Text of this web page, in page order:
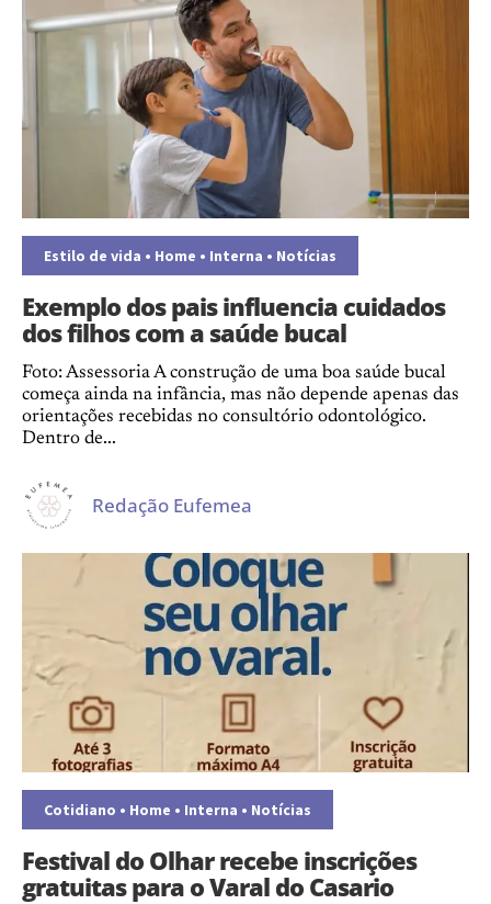
Estilo de vida • Home • Interna • Notícias
Exemplo dos pais influencia cuidados
dos filhos com a saúde bucal
Foto: Assessoria A construção de uma boa saúde bucal
começa ainda na infância, mas não depende apenas das
orientações recebidas no consultório odontológico.
Dentro de...
Redação Eufemea
Cotidiano • Home • Interna • Notícias
Festival do Olhar recebe inscrições
gratuitas para o Varal do Casario